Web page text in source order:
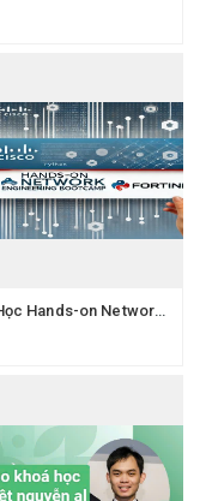
Khóa Học Hands-on Network Engineering CCNA Thực Chiến Kỹ Sư Mạng